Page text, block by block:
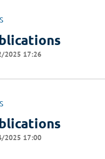
2025 17:26
2025 17:00